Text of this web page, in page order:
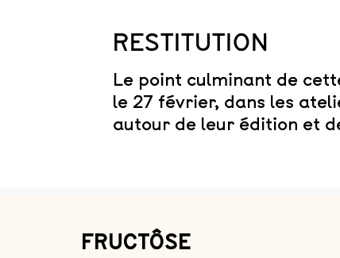
RESTITUTION
Le point culminant de
le 27 février, dans les
autour de leur édition et
FRUCTÔSE